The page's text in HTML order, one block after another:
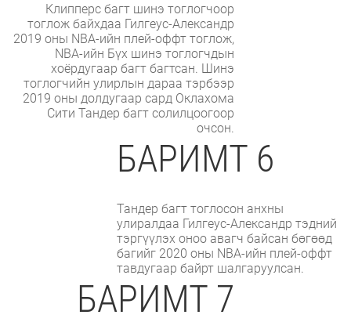
Клипперс багт шинэ тоглогчоор
тоглож байхдаа Гилгеус-Александр
2019 оны NBA-ийн плей-оффт тоглож,
NBA-ийн Бүх шинэ тоглогчдын
хоёрдугаар багт багтсан. Шинэ
тоглогчийн улирлын дараа тэрбээр
2019 оны долдугаар сард Оклахома
Сити Тандер багт солилцоогоор
очсон.
БАРИМТ 6
Тандер багт тоглосон анхны
улиралдаа Гилгеус-Александр тэдний
тэргүүлэх оноо авагч байсан бөгөөд
багийг 2020 оны NBA-ийн плей-оффт
тавдугаар байрт шалгаруулсан.
БАРИМТ 7